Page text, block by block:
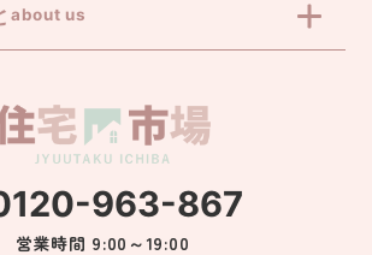
about us
963-867
営業時間 9:00～19:00